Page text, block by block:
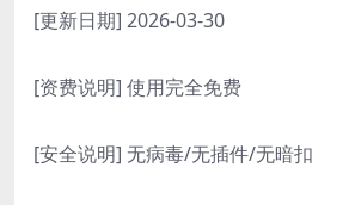
[更新日期] 2026-03-30
[资费说明] 使用完全免费
[安全说明] 无病毒/无插件/无暗扣